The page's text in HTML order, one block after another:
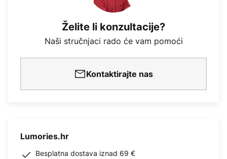
Želite li konzultacije?
Naši stručnjaci rado će vam pomoći
Kontaktirajte nas
Lumories.hr
Besplatna dostava iznad 69 €